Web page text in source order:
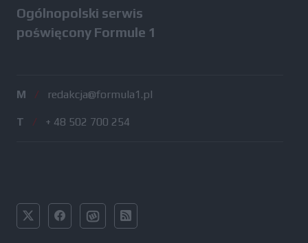
Ogólnopolski serwis
poświęcony Formule 1
M / redakcja@formula1.pl
T / + 48 502 700 254